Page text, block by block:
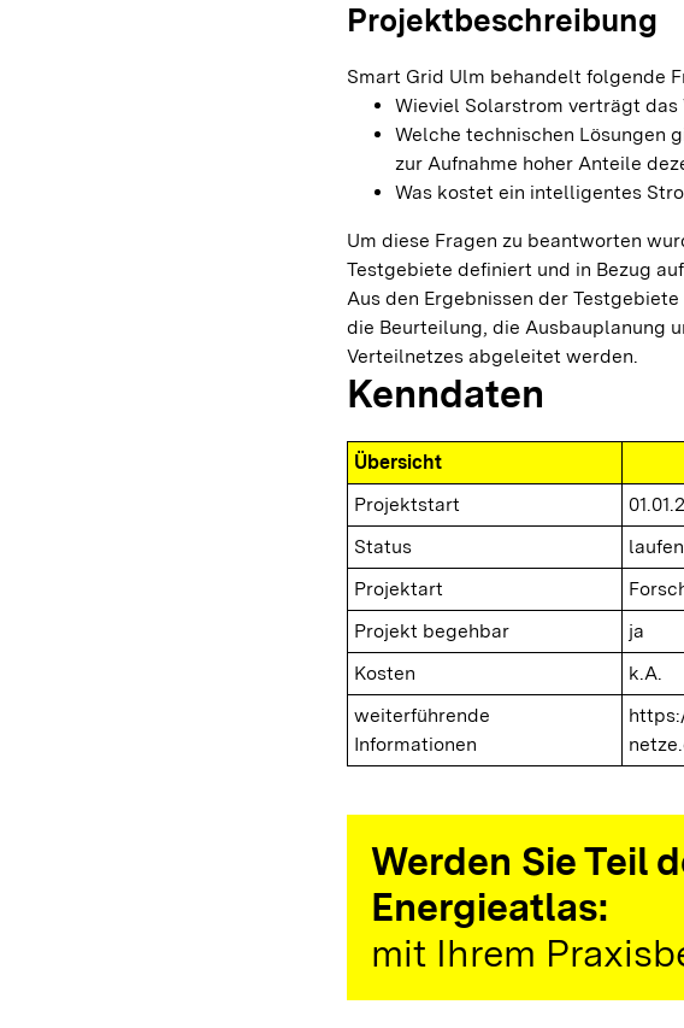
Projektbeschreibung
Smart Grid Ulm behandelt folgende
Wieviel Solarstrom verträgt das
Welche technischen Lösungen
zur Aufnahme hoher Anteile
Was kostet ein intelligentes
Um diese Fragen zu beantworten
Testgebiete definiert und in Bezug
Aus den Ergebnissen der
die Beurteilung, die Ausbauplanung
Verteilnetzes abgeleitet werden.
Kenndaten
Übersicht
Projektstart
Status
Projektart
Projekt begehbar
ja
Kosten
k.A.
weiterführende
Informationen
Werden Sie Teil
Energieatlas:
mit Ihrem